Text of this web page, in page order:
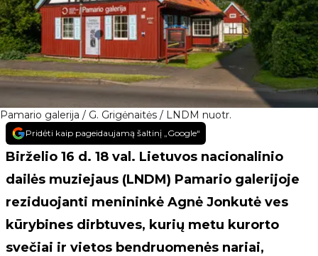
Pamario galerija / G. Grigėnaitės / LNDM nuotr.
Pridėti kaip pageidaujamą šaltinį „Google“
Birželio 16 d. 18 val. Lietuvos nacionalinio
dailės muziejaus (LNDM) Pamario galerijoje
reziduojanti menininkė Agnė Jonkutė ves
kūrybines dirbtuves, kurių metu kurorto
svečiai ir vietos bendruomenės nariai,